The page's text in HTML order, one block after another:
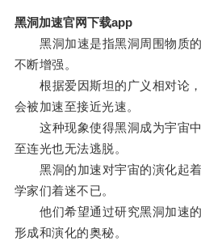
黑洞加速官网下载app
黑洞加速是指黑洞周围物质的
不断增强。
根据爱因斯坦的广义相对论，
会被加速至接近光速。
这种现象使得黑洞成为宇宙中
至连光也无法逃脱。
黑洞的加速对宇宙的演化起着
学家们着迷不已。
他们希望通过研究黑洞加速的
形成和演化的奥秘。